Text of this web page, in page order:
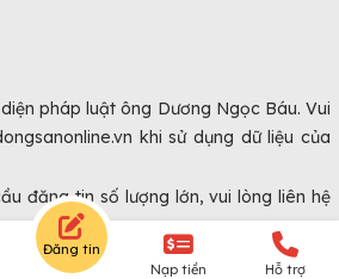
pháp luật ông Dương Ngọc Báu. Vui
khi sử dụng dữ liệu của
đăng tin số lượng lớn, vui lòng liên hệ
Đăng tin
Nạp tiền
Hỗ trợ